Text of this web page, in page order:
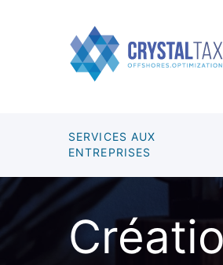
SERVICES AUX
ENTREPRISES